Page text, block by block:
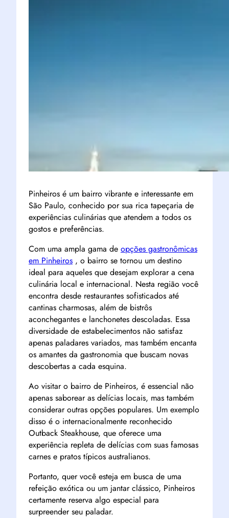
Pinheiros é um bairro vibrante e interessante em
São Paulo, conhecido por sua rica tapeçaria de
experiências culinárias que atendem a todos os
gostos e preferências.
Com uma ampla gama de opções gastronômicas
em Pinheiros , o bairro se tornou um destino
ideal para aqueles que desejam explorar a cena
culinária local e internacional. Nesta região você
encontra desde restaurantes sofisticados até
cantinas charmosas, além de bistrôs
aconchegantes e lanchonetes descoladas. Essa
diversidade de estabelecimentos não satisfaz
apenas paladares variados, mas também encanta
os amantes da gastronomia que buscam novas
descobertas a cada esquina.
Ao visitar o bairro de Pinheiros, é essencial não
apenas saborear as delícias locais, mas também
considerar outras opções populares. Um exemplo
disso é o internacionalmente reconhecido
Outback Steakhouse, que oferece uma
experiência repleta de delícias com suas famosas
carnes e pratos típicos australianos.
Portanto, quer você esteja em busca de uma
refeição exótica ou um jantar clássico, Pinheiros
certamente reserva algo especial para
surpreender seu paladar.